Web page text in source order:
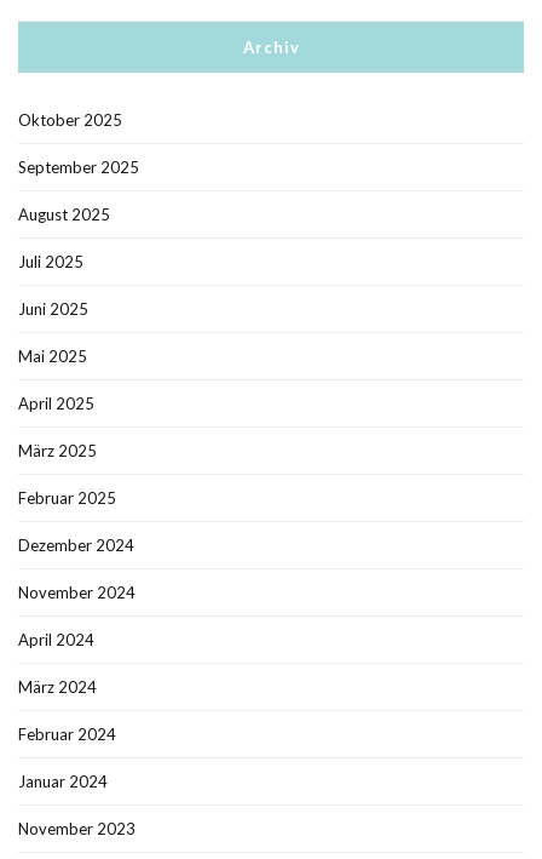
Archiv
Oktober 2025
September 2025
August 2025
Juli 2025
Juni 2025
Mai 2025
April 2025
März 2025
Februar 2025
Dezember 2024
November 2024
April 2024
März 2024
Februar 2024
Januar 2024
November 2023